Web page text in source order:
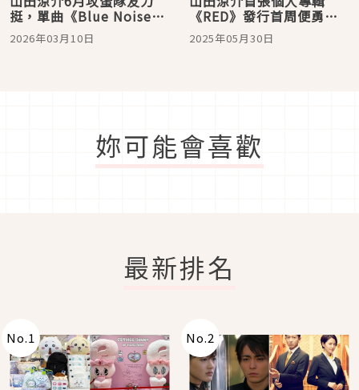
挺，單曲《Blue Noise》
台壓版3月6日正式發行
2026年03月10日
《RED》發行首周便勇奪
排行榜冠軍，登上台北捷
運電視牆問候台粉
2025年05月30日
妳可能會喜歡
最新排名
No.1 No.2